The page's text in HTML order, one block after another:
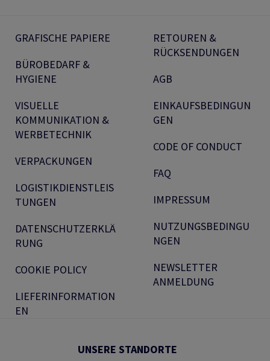
GRAFISCHE PAPIERE
BÜROBEDARF &
HYGIENE
VISUELLE
KOMMUNIKATION &
WERBETECHNIK
VERPACKUNGEN
LOGISTIKDIENSTLEIS
TUNGEN
DATENSCHUTZERKLÄ
RUNG
COOKIE POLICY
LIEFERINFORMATION
EN
RETOUREN &
RÜCKSENDUNGEN
AGB
EINKAUFSBEDINGUN
GEN
CODE OF CONDUCT
FAQ
IMPRESSUM
NUTZUNGSBEDINGU
NGEN
NEWSLETTER
ANMELDUNG
UNSERE STANDORTE